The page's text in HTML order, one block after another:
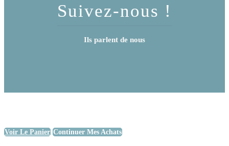
Suivez-nous !
Ils parlent de nous
Voir Le Panier Continuer Mes Achats